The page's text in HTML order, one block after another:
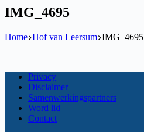
IMG_4695
Home Hof van Leersum IMG_4695
Privacy
Disclaimer
Samenwerkingspartners
Word lid
Contact